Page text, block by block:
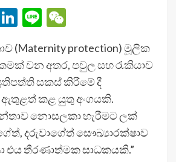
LinkedIn
Line
(Maternity protection) මූලික
වන අතර, පවුල සහ රැකියාව
සකස් කිරීමේ දී
කළ යුතු අංගයකි.
නොසලකා හැරීමට ලක්
දරුවාගේත් සෞඛ්‍යාරක්ෂාව
එය තීරණාත්මක සාධකයකි.”